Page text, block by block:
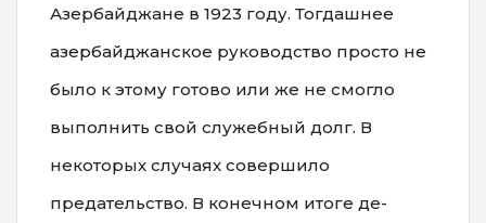
Азербайджане в 1923 году. Тогдашнее
азербайджанское руководство просто не
было к этому готово или же не смогло
выполнить свой служебный долг. В
некоторых случаях совершило
предательство. В конечном итоге де-